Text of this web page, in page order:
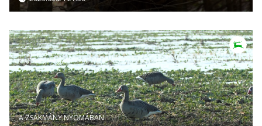
A ZSÁKMÁNY NYOMÁBAN